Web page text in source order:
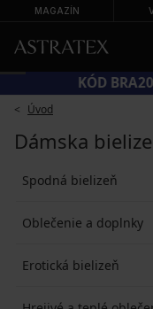
MAGAZÍN
KÓD
Úvod
Dámska
Spodná bielizeň
Oblečenie a doplnky
Erotická bielizeň